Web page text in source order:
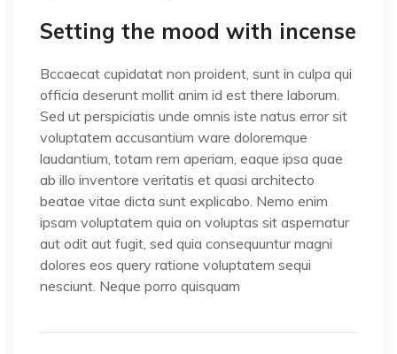
Setting the mood with incense
Bccaecat cupidatat non proident, sunt in culpa qui
officia deserunt mollit anim id est there laborum.
Sed ut perspiciatis unde omnis iste natus error sit
voluptatem accusantium ware doloremque
laudantium, totam rem aperiam, eaque ipsa quae
ab illo inventore veritatis et quasi architecto
beatae vitae dicta sunt explicabo. Nemo enim
ipsam voluptatem quia on voluptas sit aspernatur
aut odit aut fugit, sed quia consequuntur magni
dolores eos query ratione voluptatem sequi
nesciunt. Neque porro quisquam